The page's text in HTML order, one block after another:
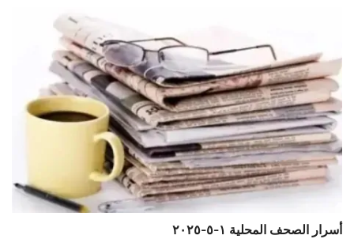
أسرار الصحف المحلية ١-٥-٢٠٢٥